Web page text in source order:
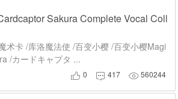
Sakura Complete Vocal Coll
术卡 /库洛魔法使 /百变小樱 /百变小樱Magi
/カードキャプタ ...
 0  417 560244